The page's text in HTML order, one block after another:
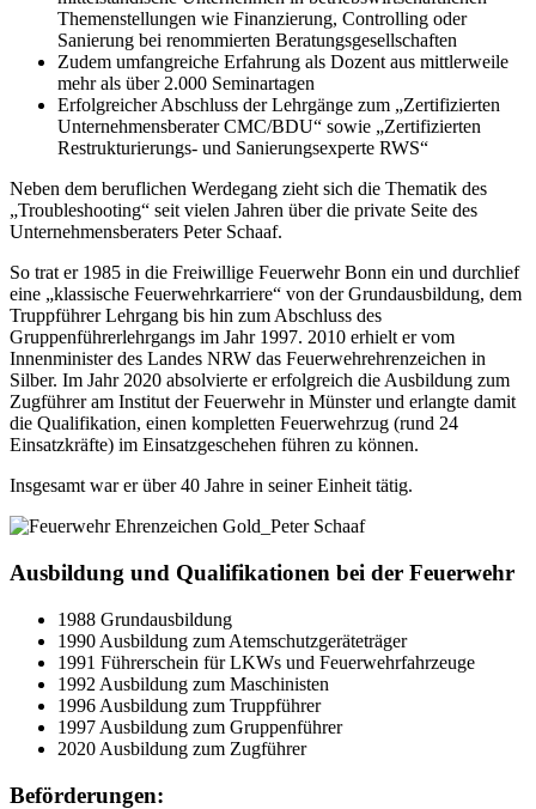
Themenstellungen wie Finanzierung, Controlling oder
Sanierung bei renommierten Beratungsgesellschaften
Zudem umfangreiche Erfahrung als Dozent aus mittlerweile
mehr als über 2.000 Seminartagen
Erfolgreicher Abschluss der Lehrgänge zum „Zertifizierten
Unternehmensberater CMC/BDU“ sowie „Zertifizierten
Restrukturierungs- und Sanierungsexperte RWS“
Neben dem beruflichen Werdegang zieht sich die Thematik des
„Troubleshooting“ seit vielen Jahren über die private Seite des
Unternehmensberaters Peter Schaaf.
So trat er 1985 in die Freiwillige Feuerwehr Bonn ein und durchlief
eine „klassische Feuerwehrkarriere“ von der Grundausbildung, dem
Truppführer Lehrgang bis hin zum Abschluss des
Gruppenführerlehrgangs im Jahr 1997. 2010 erhielt er vom
Innenminister des Landes NRW das Feuerwehrehrenzeichen in
Silber. Im Jahr 2020 absolvierte er erfolgreich die Ausbildung zum
Zugführer am Institut der Feuerwehr in Münster und erlangte damit
die Qualifikation, einen kompletten Feuerwehrzug (rund 24
Einsatzkräfte) im Einsatzgeschehen führen zu können.
Insgesamt war er über 40 Jahre in seiner Einheit tätig.
Ausbildung und Qualifikationen bei der Feuerwehr
1988 Grundausbildung
1990 Ausbildung zum Atemschutzgeräteträger
1991 Führerschein für LKWs und Feuerwehrfahrzeuge
1992 Ausbildung zum Maschinisten
1996 Ausbildung zum Truppführer
1997 Ausbildung zum Gruppenführer
2020 Ausbildung zum Zugführer
Beförderungen: